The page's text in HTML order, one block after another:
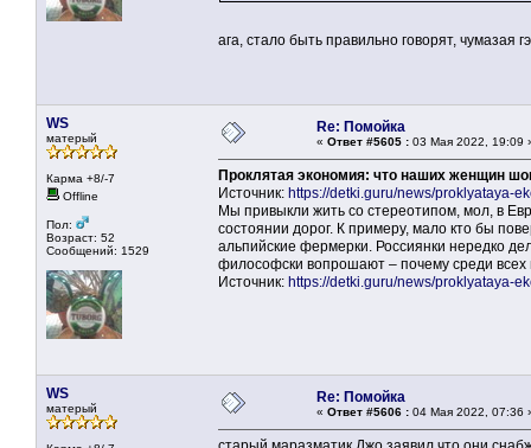
ага, стало быть правильно говорят, чумазая
WS
матерый
Карма +8/-7
Offline
Пол:
Возраст: 52
Сообщений: 1529
Re: Помойка
« Ответ #5605 : 03 Мая 2022, 19:09
Проклятая экономия: что наших женщин
Источник: https://detki.guru/news/proklyataya-
Мы привыкли жить со стереотипом, мол, в
состоянии дорог. К примеру, мало кто бы
альпийские фермерки. Россиянки нередко
философски вопрошают – почему среди
Источник: https://detki.guru/news/proklyataya-
WS
матерый
Re: Помойка
« Ответ #5606 : 04 Мая 2022, 07:36